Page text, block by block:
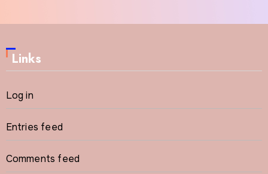
Links
Log in
Entries feed
Comments feed